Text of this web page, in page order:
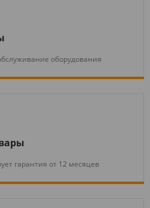
оборудования
гарантия от 12 месяцев